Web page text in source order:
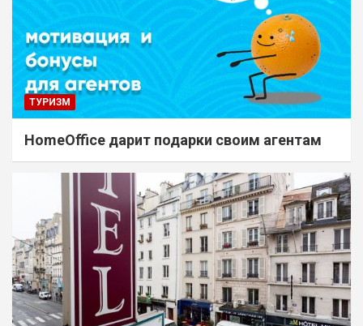
ТУРИЗМ
HomeOffice дарит подарки своим агентам